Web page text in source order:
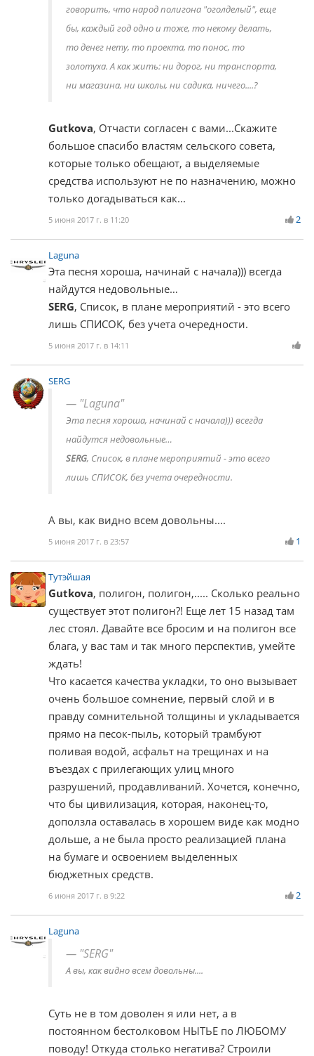
говорить, что народ полигона "оголделый", еще
бы, каждый год одно и тоже, то некому делать,
то денег нету, то проекта, то понос, то
золотуха. А как жить: ни дорог, ни транспорта,
ни магазина, ни школы, ни садика, ничего....?
Gutkova, Отчасти согласен с вами...Скажите
большое спасибо властям сельского совета,
которые только обещают, а выделяемые
средства используют не по назначению, можно
только догадываться как...
5 июня 2017 г. в 11:20 2
Laguna
Эта песня хороша, начинай с начала))) всегда
найдутся недовольные…
SERG, Список, в плане мероприятий - это всего
лишь СПИСОК, без учета очередности.
5 июня 2017 г. в 14:11
SERG
"Laguna"
Эта песня хороша, начинай с начала))) всегда
найдутся недовольные…
SERG, Список, в плане мероприятий - это всего
лишь СПИСОК, без учета очередности.
А вы, как видно всем довольны....
5 июня 2017 г. в 23:57 1
Тутэйшая
Gutkova, полигон, полигон,..... Сколько реально
существует этот полигон?! Еще лет 15 назад там
лес стоял. Давайте все бросим и на полигон все
блага, у вас там и так много перспектив, умейте
ждать!
Что касается качества укладки, то оно вызывает
очень большое сомнение, первый слой и в
правду сомнительной толщины и укладывается
прямо на песок-пыль, который трамбуют
поливая водой, асфальт на трещинах и на
въездах с прилегающих улиц много
разрушений, продавливаний. Хочется, конечно,
что бы цивилизация, которая, наконец-то,
доползла оставалась в хорошем виде как модно
дольше, а не была просто реализацией плана
на бумаге и освоением выделенных
бюджетных средств.
6 июня 2017 г. в 9:22 2
Laguna
"SERG"
А вы, как видно всем довольны....
Суть не в том доволен я или нет, а в
постоянном бестолковом НЫТЬЕ по ЛЮБОМУ
поводу! Откуда столько негатива? Строили